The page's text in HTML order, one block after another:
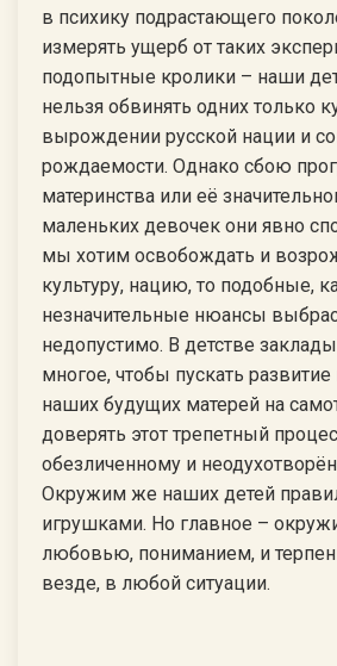
в психику подрастающего
измерять ущерб от таких
подопытные кролики – наши
нельзя обвинять одних только
вырождении русской нации и
рождаемости. Однако сбою
материнства или её
маленьких девочек они явно
мы хотим освобождать и
культуру, нацию, то подобные,
незначительные нюансы
недопустимо. В детстве
многое, чтобы пускать
наших будущих матерей на
доверять этот трепетный
обезличенному и
Окружим же наших детей
игрушками. Но главное –
любовью, пониманием, и
везде, в любой ситуации.